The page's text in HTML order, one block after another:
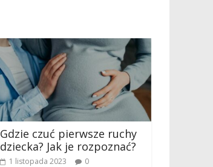
Gdzie czuć pierwsze ruchy
dziecka? Jak je rozpoznać?
1 listopada 2023 0